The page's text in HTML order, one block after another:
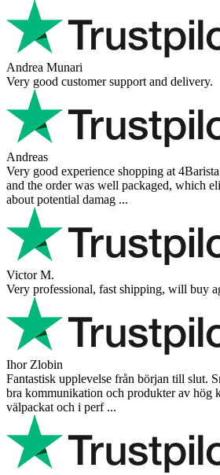
Andrea Munari
Very good customer support and delivery.
Andreas
Very good experience shopping at
and the order was well packaged, which
about potential damag ...
Victor M.
Very professional, fast shipping, will buy
Ihor Zlobin
Fantastisk upplevelse från början till slut.
bra kommunikation och produkter av hög
välpackat och i perf ...